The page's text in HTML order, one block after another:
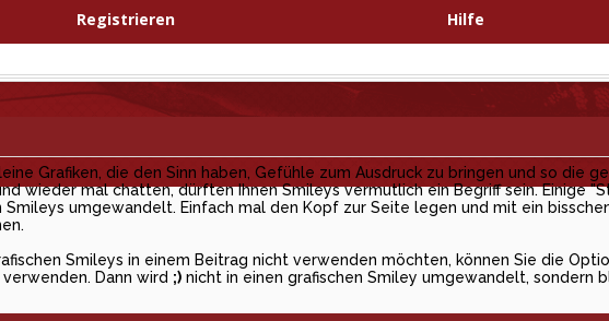
Registrieren Hilfe
Grafiken, die den Sinn haben, Gefühle zum Ausdruck zu bringen und so die
wieder mal chatten, dürften Ihnen Smileys vermutlich ein Begriff sein. Einige
Smileys umgewandelt. Einfach mal den Kopf zur Seite legen und mit ein
Smileys in einem Beitrag nicht verwenden möchten, können Sie die
Dann wird ;) nicht in einen grafischen Smiley umgewandelt, sondern